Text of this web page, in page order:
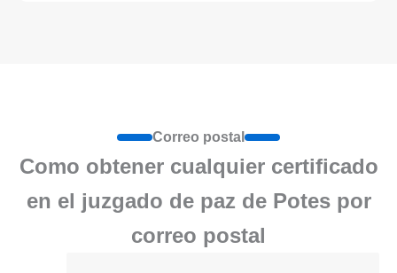
Correo postal
Como obtener cualquier certificado
en el juzgado de paz de Potes por
correo postal